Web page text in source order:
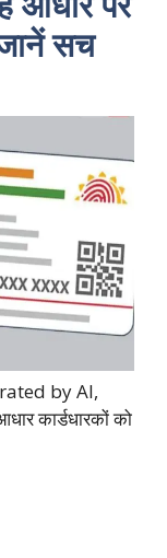
सच
by AI,
कार्डधारकों को